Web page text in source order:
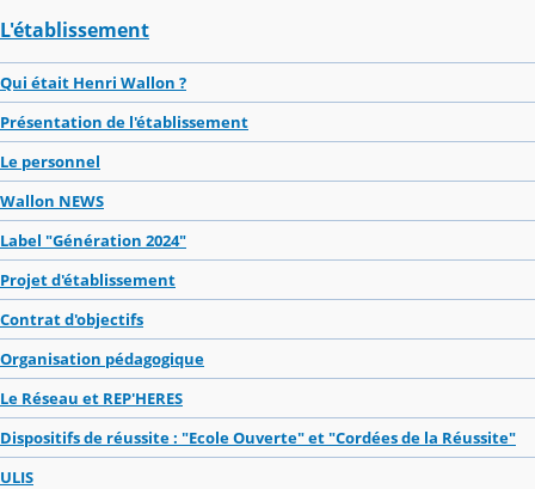
L'établissement
Qui était Henri Wallon ?
Présentation de l'établissement
Le personnel
Wallon NEWS
Label "Génération 2024"
Projet d'établissement
Contrat d'objectifs
Organisation pédagogique
Le Réseau et REP'HERES
Dispositifs de réussite : "Ecole Ouverte" et "Cordées de la Réussite"
ULIS